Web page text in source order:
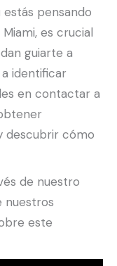
pensando
es crucial
guiarte a
identificar
en contactar a
descubrir cómo
de nuestro
nuestros
este